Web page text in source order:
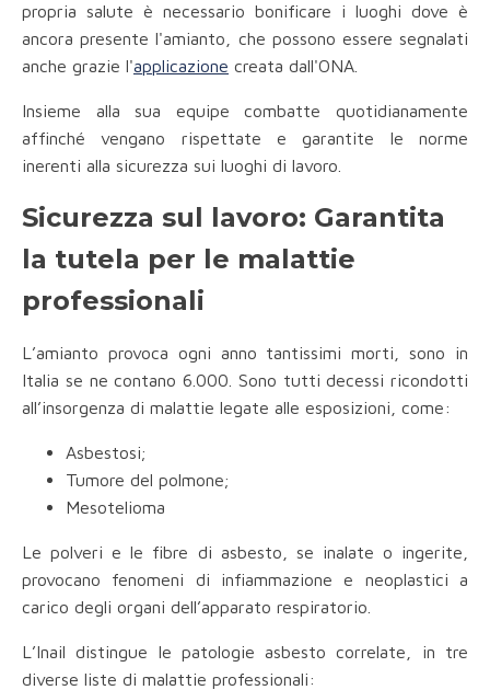
propria salute è necessario bonificare i luoghi dove è
ancora presente l'amianto, che possono essere segnalati
anche grazie l'applicazione creata dall'ONA.
Insieme alla sua equipe combatte quotidianamente
affinché vengano rispettate e garantite le norme
inerenti alla sicurezza sui luoghi di lavoro.
Sicurezza sul lavoro: Garantita
la tutela per le malattie
professionali
L’amianto provoca ogni anno tantissimi morti, sono in
Italia se ne contano 6.000. Sono tutti decessi ricondotti
all’insorgenza di malattie legate alle esposizioni, come:
Asbestosi;
Tumore del polmone;
Mesotelioma
Le polveri e le fibre di asbesto, se inalate o ingerite,
provocano fenomeni di infiammazione e neoplastici a
carico degli organi dell’apparato respiratorio.
L’Inail distingue le patologie asbesto correlate, in tre
diverse liste di malattie professionali: